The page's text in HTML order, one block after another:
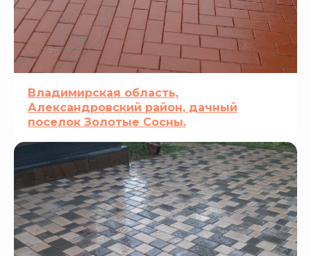
Владимирская область,
Александровский район, дачный
поселок Золотые Сосны.